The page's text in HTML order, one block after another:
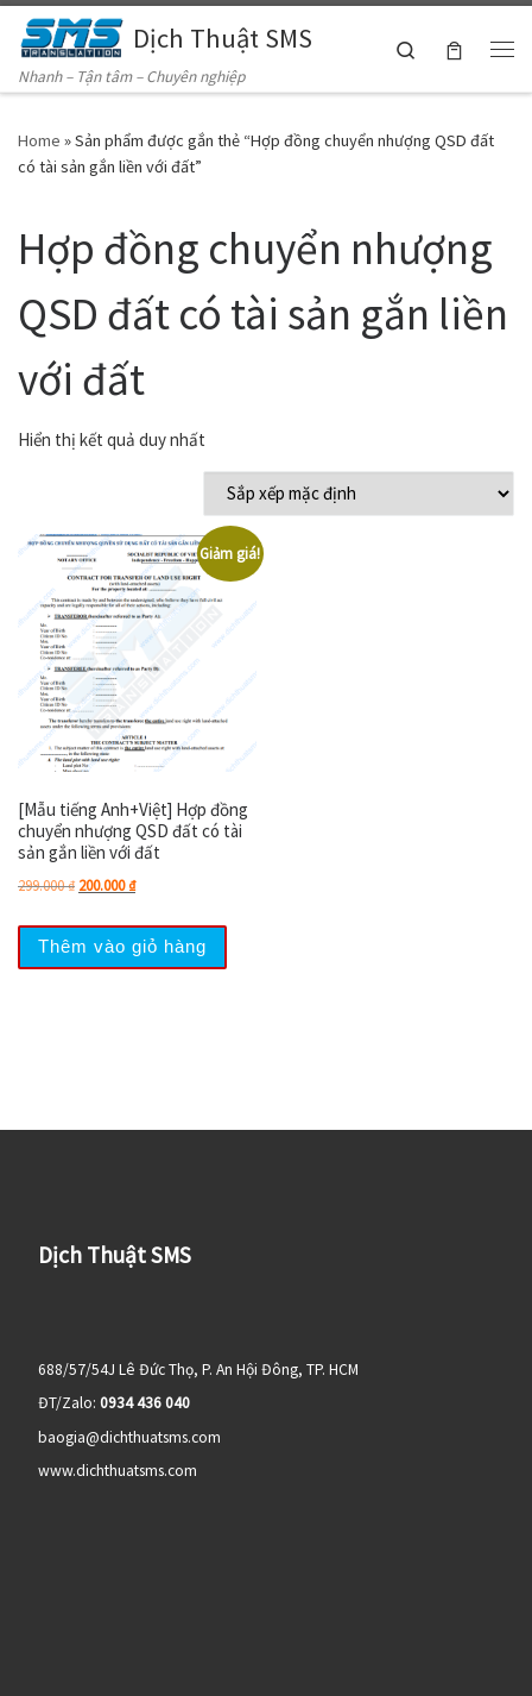
Skip to contentDịch Thuật SMS
Nhanh – Tận tâm – Chuyên nghiệp
Search
Home »Sản phẩm được gắn thẻ “Hợp đồng chuyển nhượng QSD đất
có tài sản gắn liền với đất”
Hợp đồng chuyển nhượng
QSD đất có tài sản gắn liền
với đất
Hiển thị kết quả duy nhất
Giảm giá!
[Mẫu tiếng Anh+Việt] Hợp đồng
chuyển nhượng QSD đất có tài
sản gắn liền với đất
299.000₫ Giá gốc là: 299.000 ₫.
200.000₫Giá hiện tại là: 200.000 ₫.
Thêm vào giỏ hàng
Dịch Thuật SMS
688/57/54J Lê Đức Thọ, P. An Hội Đông, TP. HCM
ĐT/Zalo: 0934 436 040
baogia@dichthuatsms.com
www.dichthuatsms.com